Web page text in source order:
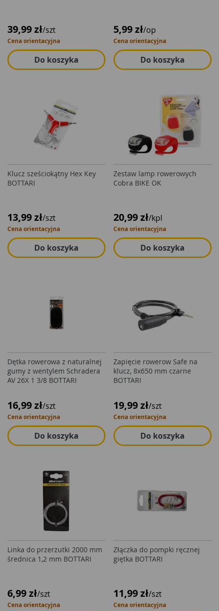
39,99 zł/szt
Cena orientacyjna
Do koszyka
5,99 zł/op
Cena orientacyjna
Do koszyka
Klucz sześciokątny Hex Key
BOTTARI
13,99 zł/szt
Cena orientacyjna
Do koszyka
Zestaw lamp rowerowych
Cobra BIKE OK
20,99 zł/kpl
Cena orientacyjna
Do koszyka
Dętka rowerowa z naturalnej
gumy z wentylem Schradera
AV 26X 1 3/8 BOTTARI
16,99 zł/szt
Cena orientacyjna
Do koszyka
Zapięcie rowerow Safe na
klucz, 8x650 mm czarne
BOTTARI
19,99 zł/szt
Cena orientacyjna
Do koszyka
Linka do przerzutki 2000 mm
średnica 1,2 mm BOTTARI
6,99 zł/szt
Cena orientacyjna
Złączka do pompki ręcznej
giętka BOTTARI
11,99 zł/szt
Cena orientacyjna